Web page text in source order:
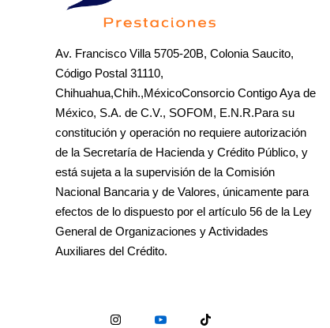
Av. Francisco Villa 5705-20B, Colonia Saucito,
Código Postal 31110,
Chihuahua,Chih.,MéxicoConsorcio Contigo Aya de
México, S.A. de C.V., SOFOM, E.N.R.Para su
constitución y operación no requiere autorización
de la Secretaría de Hacienda y Crédito Público, y
está sujeta a la supervisión de la Comisión
Nacional Bancaria y de Valores, únicamente para
efectos de lo dispuesto por el artículo 56 de la Ley
General de Organizaciones y Actividades
Auxiliares del Crédito.